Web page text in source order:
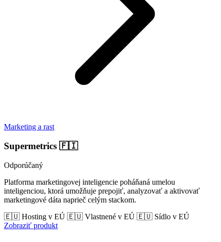
Marketing a rast
Supermetrics 🇫🇮
Odporúčaný
Platforma marketingovej inteligencie poháňaná umelou
inteligenciou, ktorá umožňuje prepojiť, analyzovať a aktivovať
marketingové dáta naprieč celým stackom.
🇪🇺 Hosting v EÚ 🇪🇺 Vlastnené v EÚ 🇪🇺 Sídlo v EÚ
Zobraziť produkt